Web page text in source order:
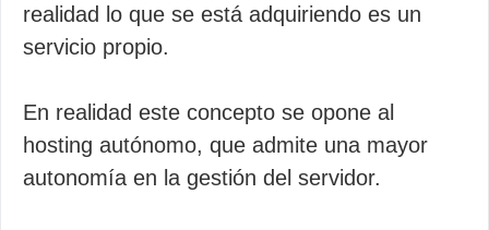
realidad lo que se está adquiriendo es un
servicio propio.
En realidad este concepto se opone al
hosting autónomo, que admite una mayor
autonomía en la gestión del servidor.